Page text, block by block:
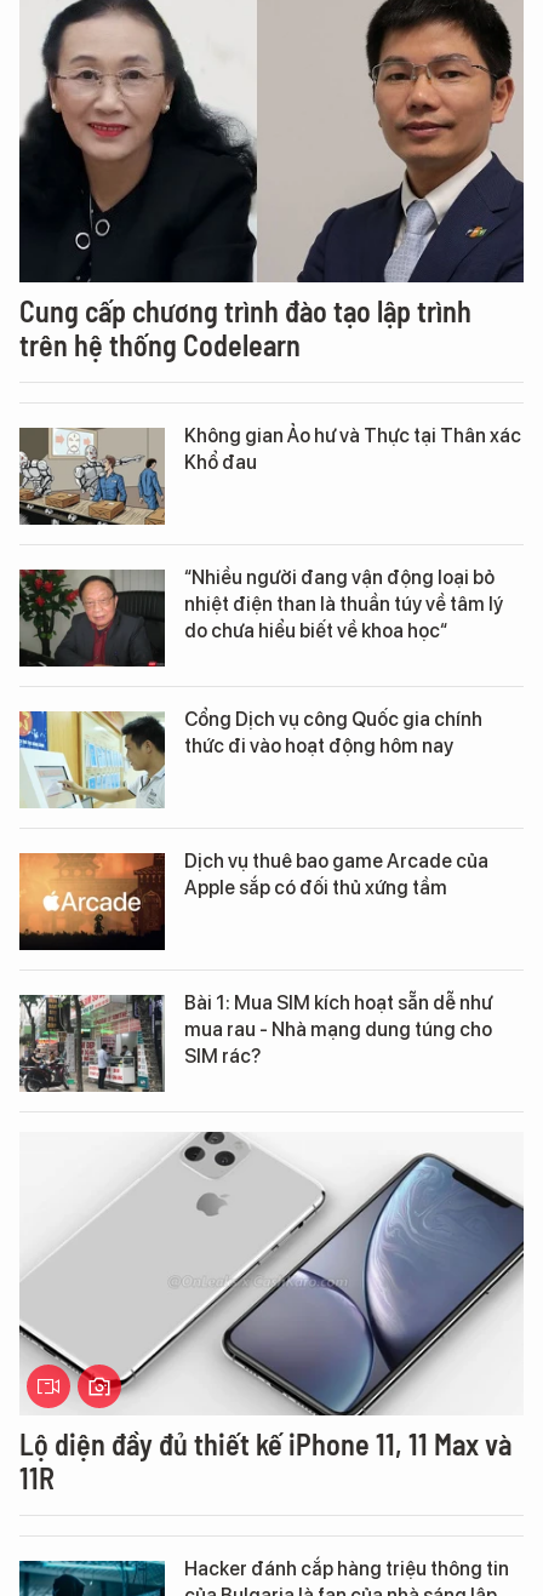
Cung cấp chương trình đào tạo lập trình
trên hệ thống Codelearn
Không gian Ảo hư và Thực tại Thân xác
Khổ đau
“Nhiều người đang vận động loại bỏ
nhiệt điện than là thuần túy về tâm lý
do chưa hiểu biết về khoa học“
Cổng Dịch vụ công Quốc gia chính
thức đi vào hoạt động hôm nay
Dịch vụ thuê bao game Arcade của
Apple sắp có đối thủ xứng tầm
Bài 1: Mua SIM kích hoạt sẵn dễ như
mua rau - Nhà mạng dung túng cho
SIM rác?
Lộ diện đầy đủ thiết kế iPhone 11, 11 Max và
11R
Hacker đánh cắp hàng triệu thông tin